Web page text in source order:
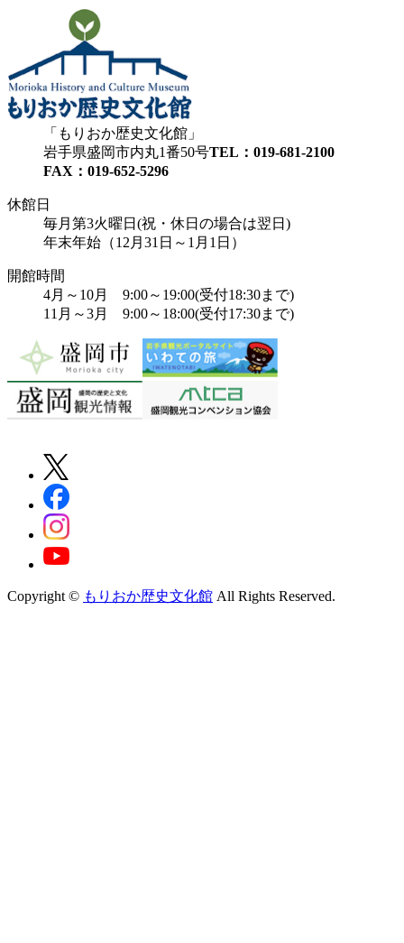
もりおか歴史文化館
岩手県盛岡市内丸1番50号TEL：019-681-2100
FAX：019-652-5296
休館日
毎月第3火曜日(祝・休日の場合は翌日)
年末年始（12月31日～1月1日）
開館時間
4月～10月 9:00～19:00(受付18:30まで)
11月～3月 9:00～18:00(受付17:30まで)
Copyright © もりおか歴史文化館 All Rights Reserved.